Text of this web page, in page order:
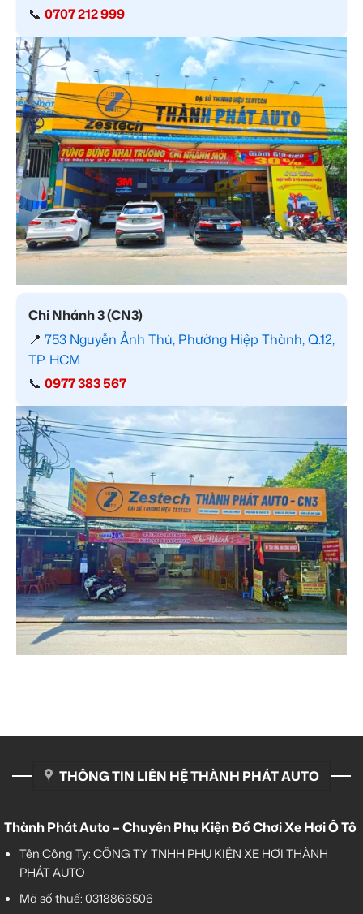
📞 0707 212 999
Chi Nhánh 3 (CN3)
📍 753 Nguyễn Ảnh Thủ, Phường Hiệp Thành, Q.12,
TP. HCM
📞 0977 383 567
THÔNG TIN LIÊN HỆ THÀNH PHÁT AUTO
Thành Phát Auto – Chuyên Phụ Kiện Đồ Chơi Xe Hơi Ô Tô
Tên Công Ty: CÔNG TY TNHH PHỤ KIỆN XE HƠI THÀNH
PHÁT AUTO
Mã số thuế: 0318866506